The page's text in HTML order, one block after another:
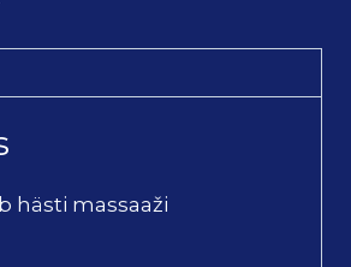
hästi massaaži